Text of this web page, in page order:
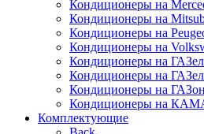
Кондиционеры на
Кондиционеры на
Кондиционеры на
Кондиционеры на
Кондиционеры на
Кондиционеры на
Кондиционеры на
Кондиционеры на
Комплектующие